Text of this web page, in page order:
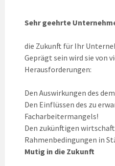
Sehr geehrte
die Zukunft für Ihr
Geprägt sein wird sie von
Herausforderungen:
Den Auswirkungen des
Den Einflüssen des zu
Facharbeitermangels!
Den zukünftigen
Rahmenbedingungen in
Mutig in die Zukunft